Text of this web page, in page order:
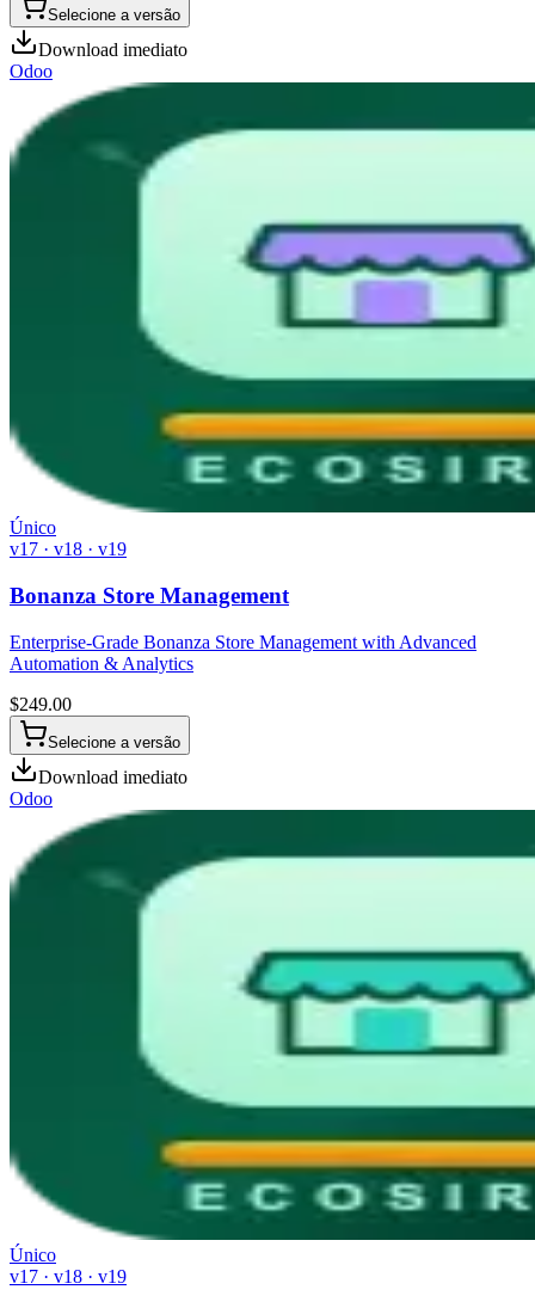
Selecione a versão
Download imediato
Odoo
Único
v17 · v18 · v19
Bonanza Store Management
Enterprise-Grade Bonanza Store Management with Advanced
Automation & Analytics
$249.00
Selecione a versão
Download imediato
Odoo
Único
v17 · v18 · v19